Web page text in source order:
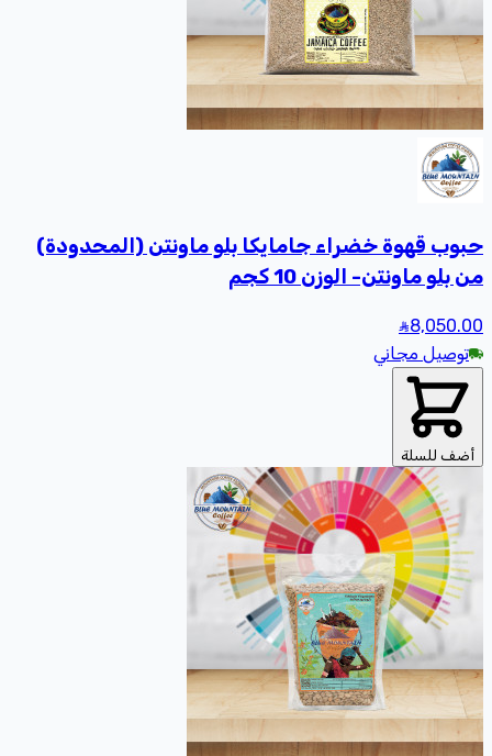
حبوب قهوة خضراء جامايكا بلو ماونتن (المحدودة)
من بلو ماونتن- الوزن 10 كجم
8,050.00
توصيل مجاني
أضف للسلة